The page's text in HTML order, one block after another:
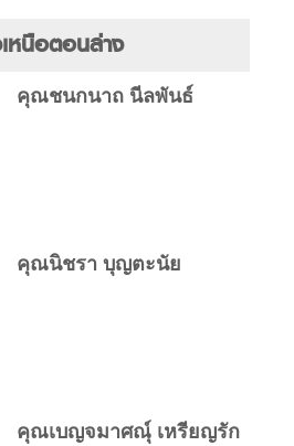
หนือตอนล่าง
คุณชนกนาถ นีลพันธ์
คุณนิชรา บุญตะนัย
คุณเบญจมาศณุ์ เหรียญรัก